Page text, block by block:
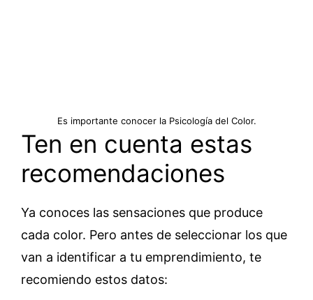
Es importante conocer la Psicología del Color.
Ten en cuenta estas
recomendaciones
Ya conoces las sensaciones que produce
cada color. Pero antes de seleccionar los que
van a identificar a tu emprendimiento, te
recomiendo estos datos: